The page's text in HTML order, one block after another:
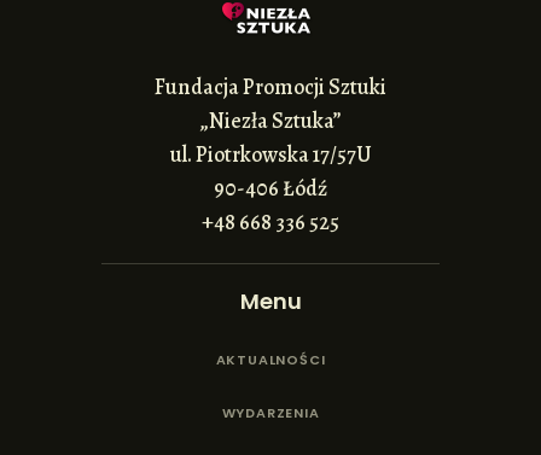
Fundacja Promocji Sztuki
„Niezła Sztuka”
ul. Piotrkowska 17/57U
90-406 Łódź
+48 668 336 525
Menu
AKTUALNOŚCI
WYDARZENIA